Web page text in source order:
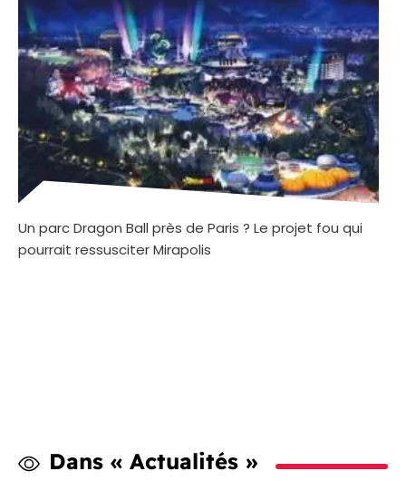
Un parc Dragon Ball près de Paris ? Le projet fou qui
pourrait ressusciter Mirapolis
Dans « Actualités »